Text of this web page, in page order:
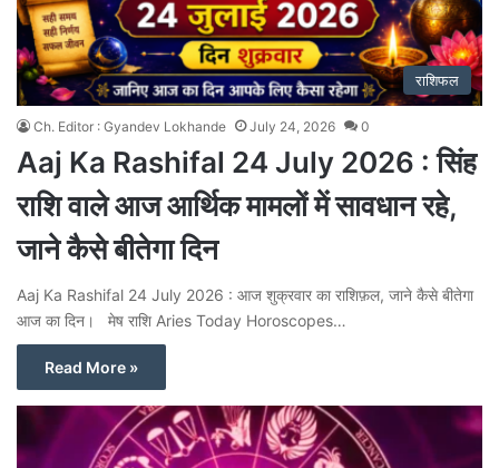
राशिफल
Ch. Editor : Gyandev Lokhande July 24, 2026 0
Aaj Ka Rashifal 24 July 2026 : सिंह
राशि वाले आज आर्थिक मामलों में सावधान रहे,
जाने कैसे बीतेगा दिन
Aaj Ka Rashifal 24 July 2026 : आज शुक्रवार का राशिफ़ल, जाने कैसे बीतेगा
आज का दिन। मेष राशि Aries Today Horoscopes…
Read More »